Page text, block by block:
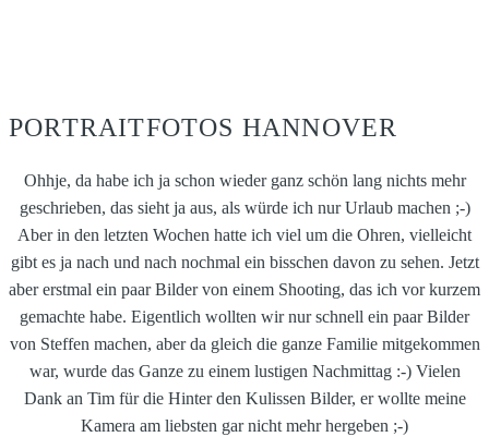
PORTRAITFOTOS HANNOVER
Ohhje, da habe ich ja schon wieder ganz schön lang nichts mehr
geschrieben, das sieht ja aus, als würde ich nur Urlaub machen ;-)
Aber in den letzten Wochen hatte ich viel um die Ohren, vielleicht
gibt es ja nach und nach nochmal ein bisschen davon zu sehen. Jetzt
aber erstmal ein paar Bilder von einem Shooting, das ich vor kurzem
gemachte habe. Eigentlich wollten wir nur schnell ein paar Bilder
von Steffen machen, aber da gleich die ganze Familie mitgekommen
war, wurde das Ganze zu einem lustigen Nachmittag :-) Vielen
Dank an Tim für die Hinter den Kulissen Bilder, er wollte meine
Kamera am liebsten gar nicht mehr hergeben ;-)